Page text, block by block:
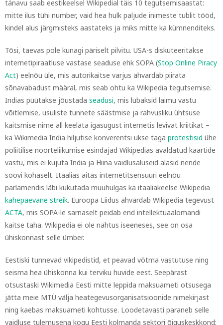
tänavu saab eestikeelsel Wikipedial täis 10 tegutsemisaastat:
mitte ilus tühi number, vaid hea hulk paljude inimeste tublit tööd,
kindel alus järgmisteks aastateks ja miks mitte ka kümnenditeks.
Tõsi, taevas pole kunagi päriselt pilvitu. USA-s diskuteeritakse
internetipiraatluse vastase seaduse ehk SOPA (Stop Online Piracy
Act) eelnõu üle, mis autorikaitse varjus ähvardab piirata
sõnavabadust määral, mis seab ohtu ka Wikipedia tegutsemise.
Indias püütakse jõustada seadusi, mis lubaksid laimu vastu
võitlemise, usuliste tunnete säästmise ja rahvusliku ühtsuse
kaitsmise nime all keelata igasugust internetis levivat kriitikat –
ka Wikimedia India hiljutise konverentsi ukse taga protestisid ühe
poliitilise noorteliikumise esindajad Wikipedias avaldatud kaartide
vastu, mis ei kujuta India ja Hiina vaidlusaluseid alasid nende
soovi kohaselt. Itaalias aitas internetitsensuuri eelnõu
parlamendis läbi kukutada muuhulgas ka itaaliakeelse Wikipedia
kahepäevane streik. Euroopa Liidus ähvardab Wikipedia tegevust
ACTA, mis SOPA-le sarnaselt peidab end intellektuaalomandi
kaitse taha. Wikipedia ei ole nähtus iseeneses, see on osa
ühiskonnast selle ümber.
Eestiski tunnevad vikipedistid, et peavad võtma vastutuse ning
seisma hea ühiskonna kui terviku huvide eest. Seepärast
otsustaski Wikimedia Eesti mitte leppida maksuameti otsusega
jätta meie MTÜ välja heategevusorganisatsioonide nimekirjast
ning kaebas maksuameti kohtusse. Loodetavasti paraneb selle
vaidluse tulemusena kogu Eesti kolmanda sektori õiguskeskkond;